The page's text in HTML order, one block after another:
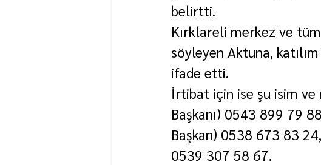
belirtti.
Kırklareli merkez ve
söyleyen Aktuna,
ifade etti.
İrtibat için ise şu isim ve
Başkanı) 0543 899 79
Başkan) 0538 673 83
0539 307 58 67.